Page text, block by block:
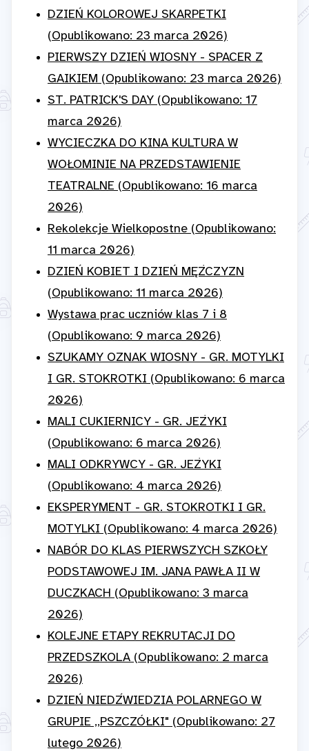
DZIEŃ KOLOROWEJ SKARPETKI
(Opublikowano: 23 marca 2026)
PIERWSZY DZIEŃ WIOSNY - SPACER Z
GAIKIEM (Opublikowano: 23 marca 2026)
ST. PATRICK'S DAY (Opublikowano: 17
marca 2026)
WYCIECZKA DO KINA KULTURA W
WOŁOMINIE NA PRZEDSTAWIENIE
TEATRALNE (Opublikowano: 16 marca
2026)
Rekolekcje Wielkopostne (Opublikowano:
11 marca 2026)
DZIEŃ KOBIET I DZIEŃ MĘŻCZYZN
(Opublikowano: 11 marca 2026)
Wystawa prac uczniów klas 7 i 8
(Opublikowano: 9 marca 2026)
SZUKAMY OZNAK WIOSNY - GR. MOTYLKI
I GR. STOKROTKI (Opublikowano: 6 marca
2026)
MALI CUKIERNICY - GR. JEŻYKI
(Opublikowano: 6 marca 2026)
MALI ODKRYWCY - GR. JEŻYKI
(Opublikowano: 4 marca 2026)
EKSPERYMENT - GR. STOKROTKI I GR.
MOTYLKI (Opublikowano: 4 marca 2026)
NABÓR DO KLAS PIERWSZYCH SZKOŁY
PODSTAWOWEJ IM. JANA PAWŁA II W
DUCZKACH (Opublikowano: 3 marca
2026)
KOLEJNE ETAPY REKRUTACJI DO
PRZEDSZKOLA (Opublikowano: 2 marca
2026)
DZIEŃ NIEDŹWIEDZIA POLARNEGO W
GRUPIE ,,PSZCZÓŁKI" (Opublikowano: 27
lutego 2026)